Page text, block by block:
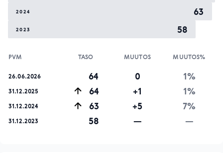
2024 63
2023 58
PVM TASO MUUTOS MUUTOS%
26.06.2026 64 0 1%
31.12.2025 64 +1 1%
31.12.2024 63 +5 7%
31.12.2023 58 — —